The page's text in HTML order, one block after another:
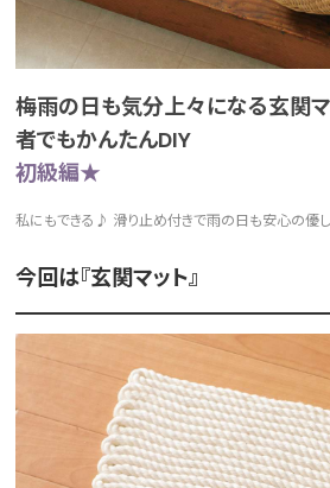
梅雨の日も気分上々になる玄関マ
者でもかんたんDIY
初級編★
私にもできる♪ 滑り止め付きで雨の日も安心の優し
今回は『玄関マット』